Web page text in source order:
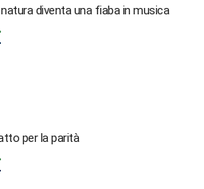
diventa una fiaba in musica
per la parità